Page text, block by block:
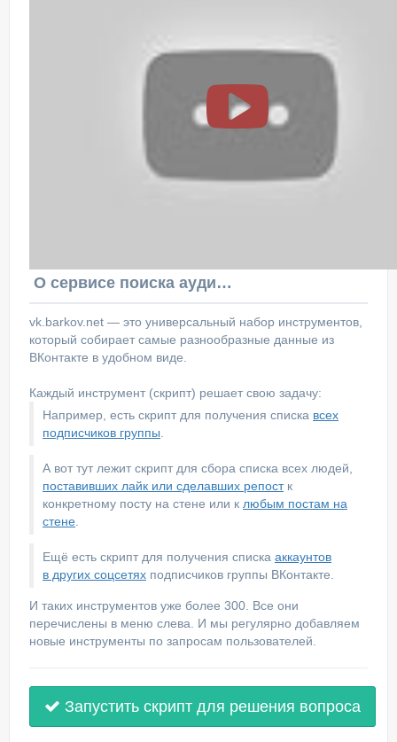
О сервисе поиска аудитории ВКонтакте
vk.barkov.net — это универсальный набор инструментов,
который собирает самые разнообразные данные из
ВКонтакте в удобном виде.
Каждый инструмент (скрипт) решает свою задачу:
Например, есть скрипт для получения списка всех
подписчиков группы
А вот тут лежит скрипт для сбора списка всех людей,
поставивших лайк или сделавших репостк
конкретному посту на стене или к любым постам на
стене
Ещё есть скрипт для получения списка аккаунтов
в других соцсетях подписчиков группы ВКонтакте.
И таких инструментов уже более 300. Все они
перечислены в меню слева. И мы регулярно добавляем
новые инструменты по запросам пользователей.
Запустить скрипт для решения вопроса